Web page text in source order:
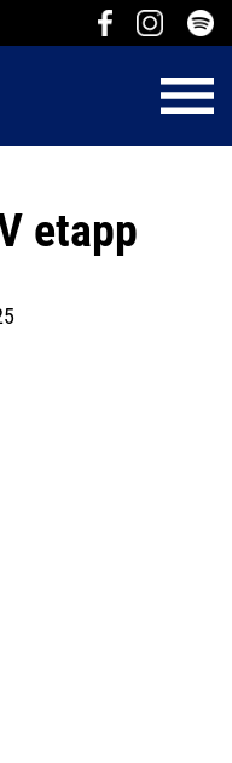
etapp